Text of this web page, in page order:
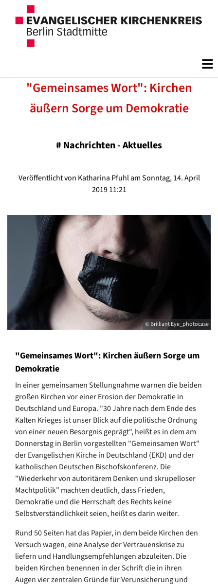
"Gemeinsames Wort": Kirchen
äußern Sorge um Demokratie
# Nachrichten - Aktuelles
Veröffentlicht von Katharina Pfuhl am Sonntag, 14. April
2019 11:21
© Brilliant Eye_photocase
"Gemeinsames Wort": Kirchen äußern Sorge um
Demokratie
In einer gemeinsamen Stellungnahme warnen die beiden
großen Kirchen vor einer Erosion der Demokratie in
Deutschland und Europa. "30 Jahre nach dem Ende des
Kalten Krieges ist unser Blick auf die politische Ordnung
von einer neuen Besorgnis geprägt", heißt es in dem am
Donnerstag in Berlin vorgestellten "Gemeinsamen Wort"
der Evangelischen Kirche in Deutschland (EKD) und der
katholischen Deutschen Bischofskonferenz. Die
"Wiederkehr von autoritärem Denken und skrupelloser
Machtpolitik" machten deutlich, dass Frieden,
Demokratie und die Herrschaft des Rechts keine
Selbstverständlichkeit seien, heißt es darin weiter.
Rund 50 Seiten hat das Papier, in dem beide Kirchen den
Versuch wagen, eine Analyse der Vertrauenskrise zu
liefern und Handlungsempfehlungen abzuleiten. Die
beiden Kirchen benennen in der Schrift die in ihren
Augen vier zentralen Gründe für Verunsicherung und